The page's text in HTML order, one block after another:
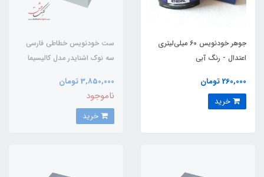
جوهر خودنویس 60 میلی‌لیتری
اعتدال - رنگ آبی
260,000 تومان
ست خودنویس خطاطی فارسی
سه نوک اشنایدر مدل کالیسیما
3,850,000 تومان
ناموجود